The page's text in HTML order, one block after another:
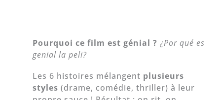
Pourquoi ce film est génial ? ¿Por qué es
genial la peli?
Les 6 histoires mélangent plusieurs
styles (drame, comédie, thriller) à leur